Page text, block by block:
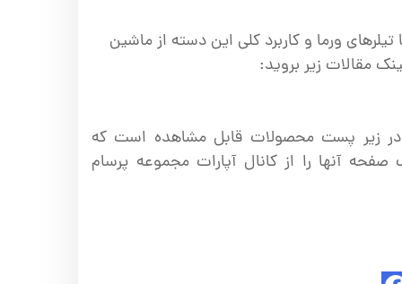
تیلرهای ورما و کاربرد کلی این دسته از ماشین
مقالات زیر بروید:
در زیر پست محصولات قابل مشاهده است که
صفحه آنها را از کانال آپارات مجموعه پرسام